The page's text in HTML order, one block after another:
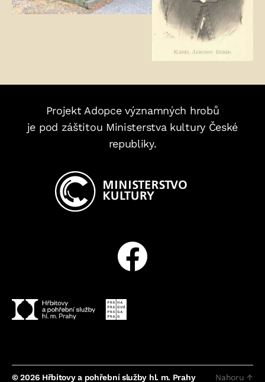
Projekt Adopce významných hrobů
je pod záštitou Ministerstva kultury České
republiky.
Facebook
© 2026 Hřbitovy a pohřební služby hl. m. Prahy Nahoru ↑